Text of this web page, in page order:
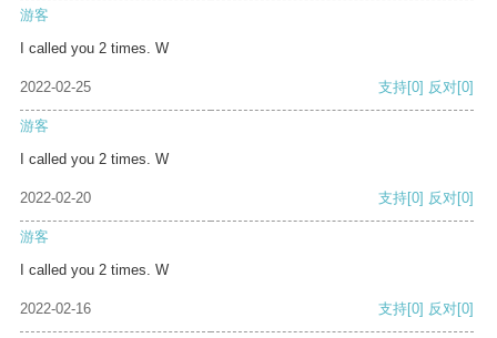
游客
I called you 2 times. W
2022-02-25 支持[0] 反对[0]
游客
I called you 2 times. W
2022-02-20 支持[0] 反对[0]
游客
I called you 2 times. W
2022-02-16 支持[0] 反对[0]